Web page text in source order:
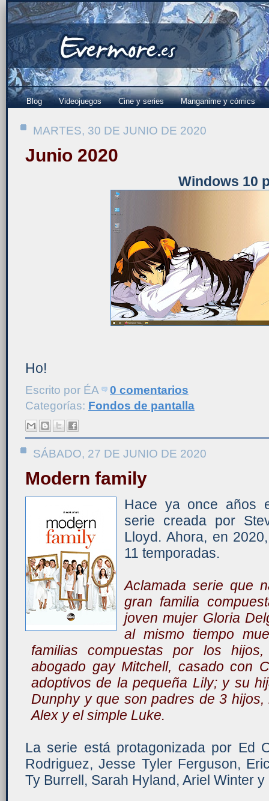
Blog Videojuegos Cine y series Manganime y cómics
MARTES, 30 DE JUNIO DE 2020
Junio 2020
Windows 10
Ho!
Escrito por ÉA
0 comentarios
Categorías: Fondos de pantalla
SÁBADO, 27 DE JUNIO DE 2020
Modern family
Hace ya once años
serie creada por
Lloyd. Ahora, en
11 temporadas.
Aclamada serie que
gran familia
joven mujer Gloria
al mismo tiempo
familias compuestas por los
abogado gay Mitchell, casado con
adoptivos de la pequeña Lily; y su
Dunphy y que son padres de 3
Alex y el simple Luke.
La serie está protagonizada por Ed
Rodriguez, Jesse Tyler Ferguson,
Ty Burrell, Sarah Hyland, Ariel Winter